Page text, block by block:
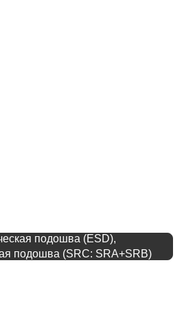
подошва (ESD),
подошва (SRC: SRA+SRB)